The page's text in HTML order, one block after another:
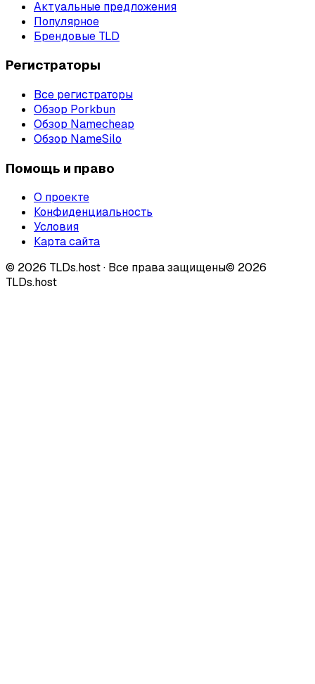
Актуальные предложения
Популярное
Брендовые TLD
Регистраторы
Все регистраторы
Обзор Porkbun
Обзор Namecheap
Обзор NameSilo
Помощь и право
О проекте
Конфиденциальность
Условия
Карта сайта
© 2026 TLDs.host · Все права защищены© 2026
TLDs.host